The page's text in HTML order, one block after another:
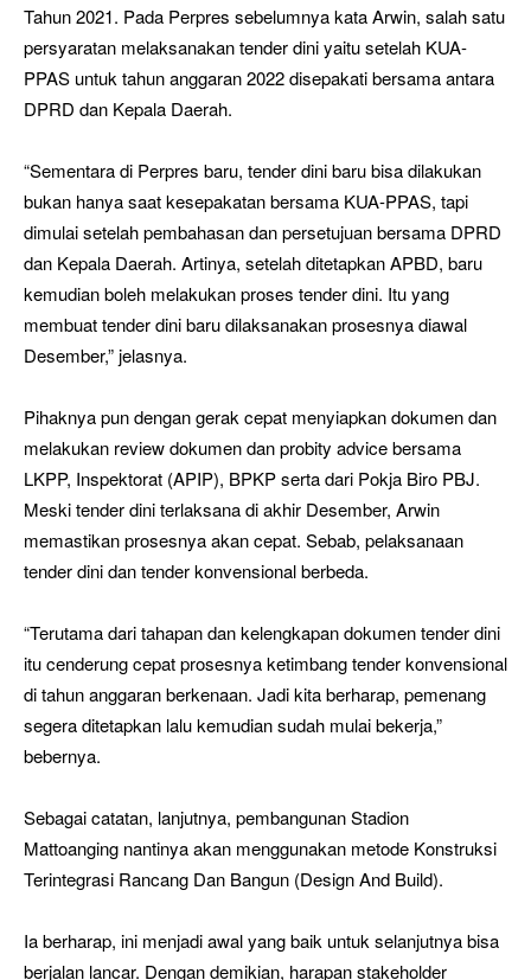
Tahun 2021. Pada Perpres sebelumnya kata Arwin, salah satu
persyaratan melaksanakan tender dini yaitu setelah KUA-
PPAS untuk tahun anggaran 2022 disepakati bersama antara
DPRD dan Kepala Daerah.
“Sementara di Perpres baru, tender dini baru bisa dilakukan
bukan hanya saat kesepakatan bersama KUA-PPAS, tapi
dimulai setelah pembahasan dan persetujuan bersama DPRD
dan Kepala Daerah. Artinya, setelah ditetapkan APBD, baru
kemudian boleh melakukan proses tender dini. Itu yang
membuat tender dini baru dilaksanakan prosesnya diawal
Desember,” jelasnya.
Pihaknya pun dengan gerak cepat menyiapkan dokumen dan
melakukan review dokumen dan probity advice bersama
LKPP, Inspektorat (APIP), BPKP serta dari Pokja Biro PBJ.
Meski tender dini terlaksana di akhir Desember, Arwin
memastikan prosesnya akan cepat. Sebab, pelaksanaan
tender dini dan tender konvensional berbeda.
“Terutama dari tahapan dan kelengkapan dokumen tender dini
itu cenderung cepat prosesnya ketimbang tender konvensional
di tahun anggaran berkenaan. Jadi kita berharap, pemenang
segera ditetapkan lalu kemudian sudah mulai bekerja,”
bebernya.
Sebagai catatan, lanjutnya, pembangunan Stadion
Mattoanging nantinya akan menggunakan metode Konstruksi
Terintegrasi Rancang Dan Bangun (Design And Build).
Ia berharap, ini menjadi awal yang baik untuk selanjutnya bisa
berjalan lancar. Dengan demikian, harapan stakeholder